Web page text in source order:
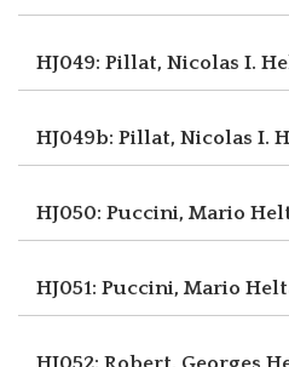
HJ049: Pillat, Nicolas I.
HJ049b: Pillat, Nicolas I.
HJ050: Puccini, Mario
HJ051: Puccini, Mario